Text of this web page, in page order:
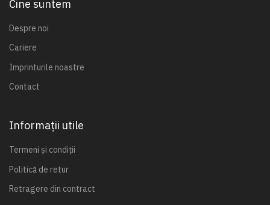
Cine suntem
Despre noi
Cariere
Imprinturile noastre
Contact
Informații utile
Termeni și condiții
Politică de retur
Retragere din contract